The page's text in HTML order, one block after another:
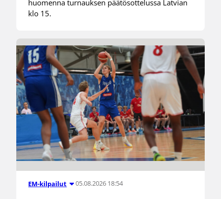
huomenna turnauksen päätösottelussa Latvian
klo 15.
EM-kilpailut 05.08.2026 18:54